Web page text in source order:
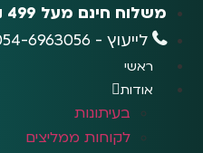
משלוח חינם מעל 499 ₪
לייעוץ - 054-6963056
ראשי
אודות
בעיתונות
לקוחות ממליצים